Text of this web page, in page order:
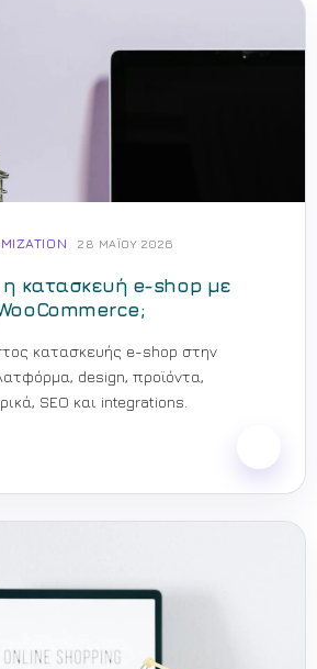
28 ΜΑΪ́ΟΥ 2026
η κατασκευή e-shop με
κατασκευής e-shop στην
design, προϊόντα,
SEO και integrations.